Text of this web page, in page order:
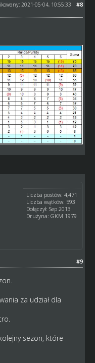
#8
2021-05-04, 10:55:33
Liczba postów: 4,471
Liczba wątków: 593
Dołączył: Sep 2013
Drużyna: GKM 1979
#9
za udział dla
sezon, które